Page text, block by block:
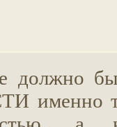
должно
именно